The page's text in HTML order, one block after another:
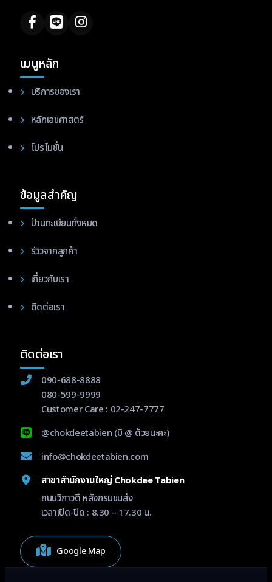
เมนูหลัก
บริการของเรา
หลักเลขศาสตร์
โปรโมชั่น
ข้อมูลสำคัญ
ป้านทะเบียนทั้งหมด
รีวิวจากลูกค้า
เกี่ยวกับเรา
ติดต่อเรา
ติดต่อเรา
090-688-8888
080-599-9999
Customer Care : 02-247-7777
@chokdeetabien (มี @ ด้วยนะคะ)
info@chokdeetabien.com
สาขาสำนักงานใหญ่ Chokdee Tabien
ถนนวิภาวดี หลังกรมขนส่ง
เวลาเปิด-ปิด : 8.30 – 17.30 น.
Google Map